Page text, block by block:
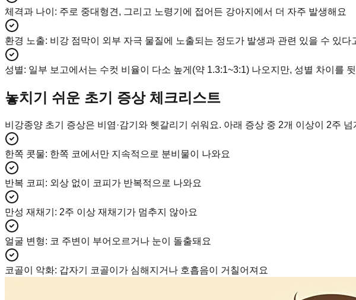
체격과 나이 : 주로 중대형견, 그리고 노령기에 접어든 강아지에서 더 자주 발생해요
환경 노출: 비강 점막이 외부 자극 물질에 노출되는 정도가 발생과 관련 있을 수 있
성별: 일부 보고에서는 수컷 비율이 다소 높게(약 1.3:1~3:1) 나오지만, 성별 차이를
놓치기 쉬운 초기 증상 체크리스트
비강종양 초기 증상은 비염·감기와 헷갈리기 쉬워요. 아래 증상 중 2개 이상이 2주
한쪽 콧물: 한쪽 코에서만 지속적으로 분비물이 나와요
반복 코피 : 외상 없이 코피가 반복적으로 나와요
만성 재채기 : 2주 이상 재채기가 멈추지 않아요
얼굴 변형: 코 주변이 부어오르거나 눈이 돌출돼요
코골이 악화: 갑자기 코골이가 심해지거나 호흡음이 거칠어져요